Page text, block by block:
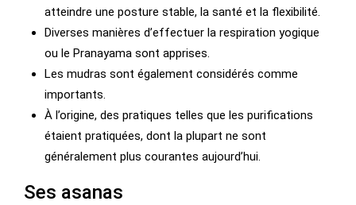
atteindre une posture stable, la santé et la flexibilité.
Diverses manières d’effectuer la respiration yogique
ou le Pranayama sont apprises.
Les mudras sont également considérés comme
importants.
À l’origine, des pratiques telles que les purifications
étaient pratiquées, dont la plupart ne sont
généralement plus courantes aujourd’hui.
Ses asanas